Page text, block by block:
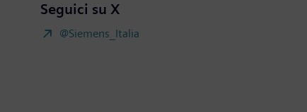
Seguici su X
@Siemens_Italia